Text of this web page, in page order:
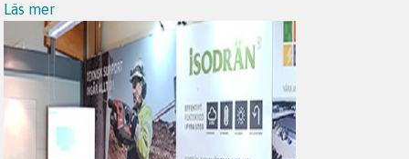
Läs mer